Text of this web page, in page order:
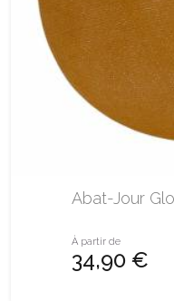
Abat-Jour
À partir de
34,90 €